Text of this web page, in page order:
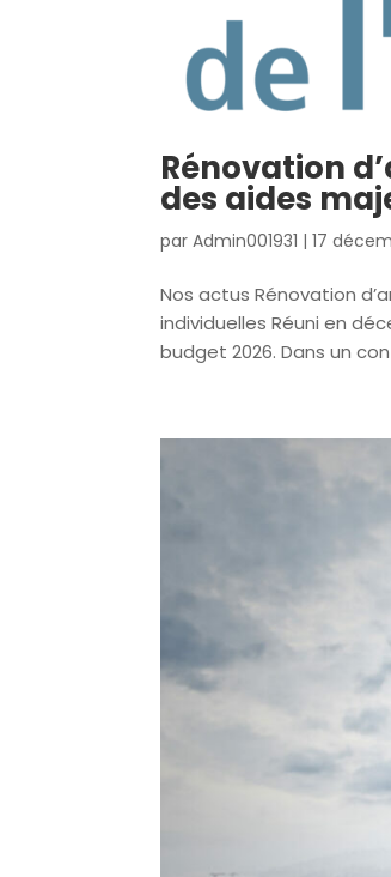
Rénovation
des aides
parAdmin001931 |17
Nos actus Rénovation
individuelles Réuni en
budget 2026. Dans un